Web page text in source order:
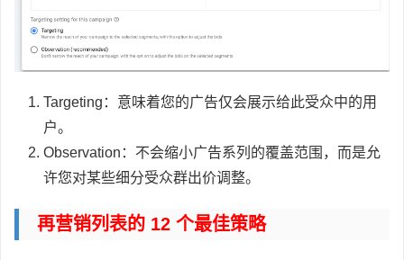
Targeting：意味着您的广告仅会展示给此受众中的用
户。
Observation：不会缩小广告系列的覆盖范围，而是允
许您对某些细分受众群出价调整。
再营销列表的 12 个最佳策略